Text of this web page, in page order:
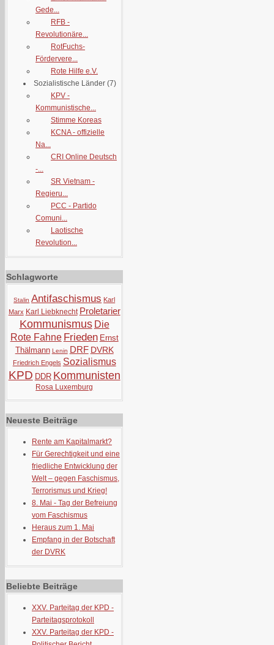
Gede...
RFB -
Revolutionäre...
RotFuchs-
Fördervere...
Rote Hilfe e.V.
Sozialistische Länder (7)
KPV -
Kommunistische...
Stimme Koreas
KCNA - offizielle
Na...
CRI Online Deutsch
-...
SR Vietnam -
Regieru...
PCC - Partido
Comuni...
Laotische
Revolution...
Schlagworte
Stalin Antifaschismus Karl
Marx Karl Liebknecht Proletarier
Kommunismus Die
Rote Fahne Frieden Ernst
Thälmann Lenin DRF DVRK
Friedrich Engels Sozialismus
KPD DDR Kommunisten
Rosa Luxemburg
Neueste Beiträge
Rente am Kapitalmarkt?
Für Gerechtigkeit und eine
friedliche Entwicklung der
Welt – gegen Faschismus,
Terrorismus und Krieg!
8. Mai - Tag der Befreiung
vom Faschismus
Heraus zum 1. Mai
Empfang in der Botschaft
der DVRK
Beliebte Beiträge
XXV. Parteitag der KPD -
Parteitagsprotokoll
XXV. Parteitag der KPD -